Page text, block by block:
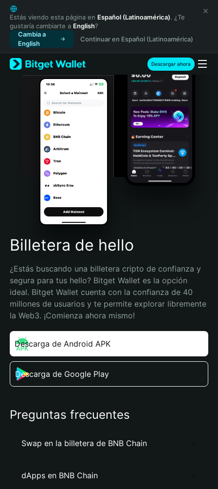
English
日本語
Tiếng Việt
Русский
Español (Latinoamérica)
Türkçe
Italiano
Português (Portugal)
Bahasa Indonesia
Português (Brasil)
Español (Argentina)
Estás viendo esta página en Español (Latinoamérica). ¿Te
gustaría cambiarte a English?
Cambia a
English
Continuar en Español (Latinoamérica)
Descargar ahora
Billetera de hello
¿Estás buscando una billetera cripto de confianza y
segura para tus hello? Bitget Wallet es la opción
ideal. Bitget Wallet cuenta con la confianza de 40
millones de usuarios y te permite explorar libremente
la Web3. ¡Comienza ahora mismo!
Descarga de Android APK
Descarga de Google Play
Preguntas frecuentes
Swap en la billetera de BNB Chain
dApps en BNB Chain